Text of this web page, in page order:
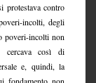
protestava contro
incolti, degli
poveri-incolti non
cercava così di
e, quindi, la
fondamento non